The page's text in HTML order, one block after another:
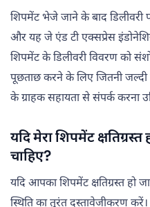
शिपमेंट भेजे जाने के बाद डिलीवरी
और यह जे एंड टी एक्सप्रेस
शिपमेंट के डिलीवरी विवरण को
पूछताछ करने के लिए जितनी जल्दी
के ग्राहक सहायता से संपर्क करना
यदि मेरा शिपमेंट
चाहिए?
यदि आपका शिपमेंट क्षतिग्रस्त हो
स्थिति का तुरंत दस्तावेजीकरण करें।